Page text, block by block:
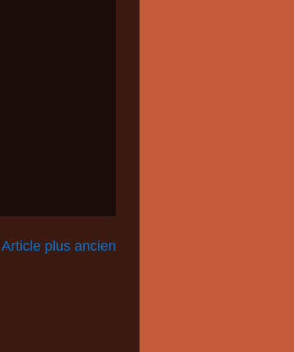
Article plus ancien